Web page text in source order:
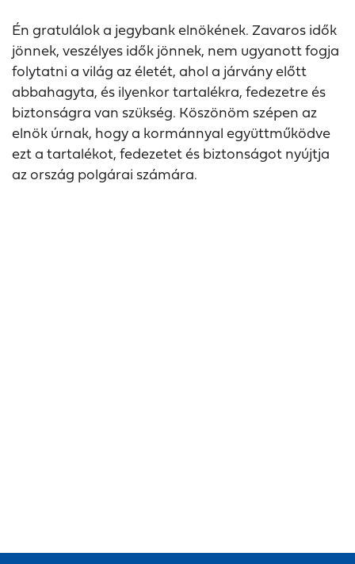
Én gratulálok a jegybank elnökének. Zavaros idők
jönnek, veszélyes idők jönnek, nem ugyanott fogja
folytatni a világ az életét, ahol a járvány előtt
abbahagyta, és ilyenkor tartalékra, fedezetre és
biztonságra van szükség. Köszönöm szépen az
elnök úrnak, hogy a kormánnyal együttműködve
ezt a tartalékot, fedezetet és biztonságot nyújtja
az ország polgárai számára.